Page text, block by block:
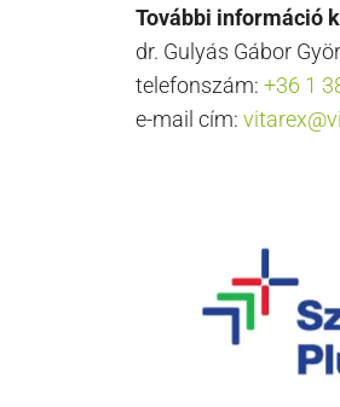
További információ
dr. Gulyás Gábor
telefonszám: +36 1
e-mail cím: